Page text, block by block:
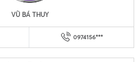
VŨ BÁ THUY
0974156***